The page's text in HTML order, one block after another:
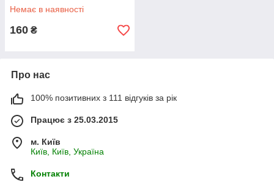
Немає в наявності
160 ₴
Про нас
100% позитивних з 111 відгуків за рік
Працює з 25.03.2015
м. Київ
Київ, Київ, Україна
Контакти